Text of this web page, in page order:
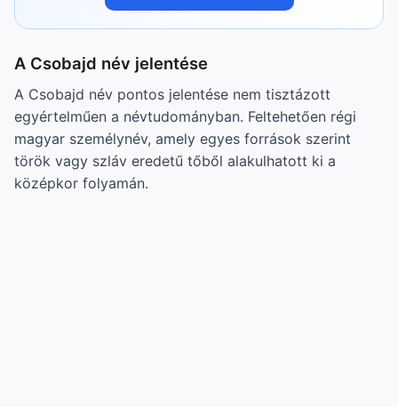
A Csobajd név jelentése
A Csobajd név pontos jelentése nem tisztázott
egyértelműen a névtudományban. Feltehetően régi
magyar személynév, amely egyes források szerint
török vagy szláv eredetű tőből alakulhatott ki a
középkor folyamán.